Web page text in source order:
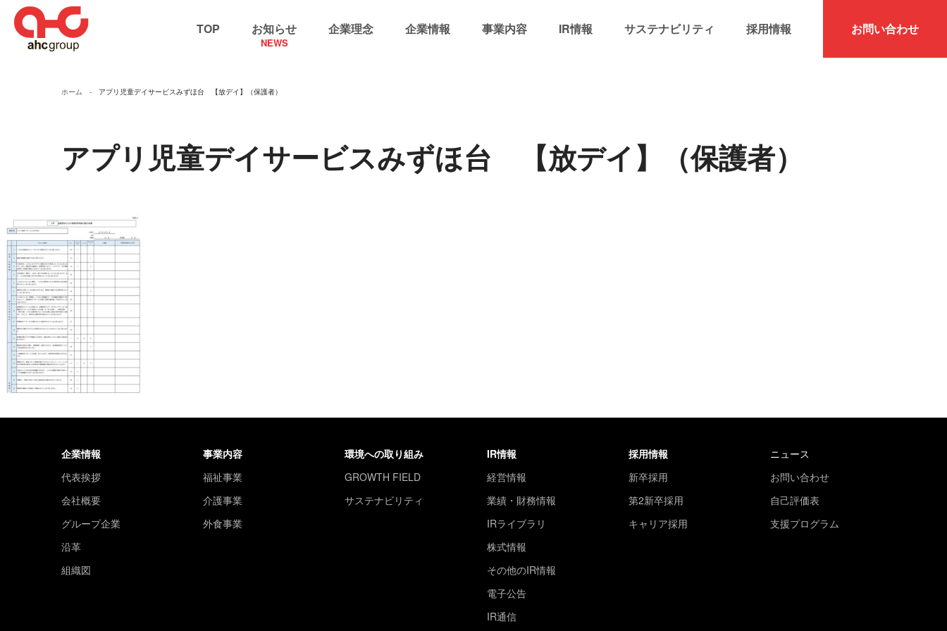
TOP お知らせ
NEWS
企業理念 企業情報 事業内容 IR情報 サステナビリティ 採用情報 お問い合わせ
ホーム アプリ児童デイサービスみずほ台 【放デイ】（保護者）
アプリ児童デイサービスみずほ台 【放デイ】（保護者）
企業情報
代表挨拶
会社概要
グループ企業
沿革
組織図
事業内容
福祉事業
介護事業
外食事業
環境への取り組み
GROWTH FIELD
サステナビリティ
IR情報
経営情報
業績・財務情報
IRライブラリ
株式情報
その他のIR情報
電子公告
IR通信
採用情報
新卒採用
第2新卒採用
キャリア採用
ニュース
お問い合わせ
自己評価表
支援プログラム